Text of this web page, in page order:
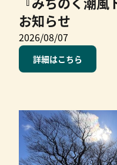
お知らせ
2026/08/07
詳細はこちら